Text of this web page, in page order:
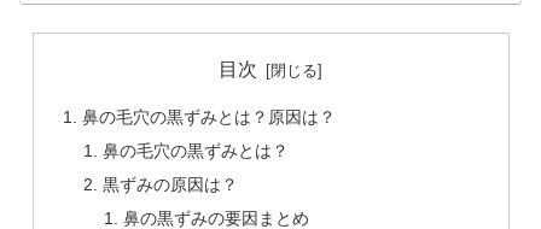
目次
鼻の毛穴の黒ずみとは？原因は？
鼻の毛穴の黒ずみとは？
黒ずみの原因は？
鼻の黒ずみの要因まとめ